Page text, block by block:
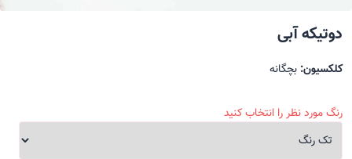
دوتیکه آبی
کلکسیون: بچگانه
رنگ مورد نظر را انتخاب کنید